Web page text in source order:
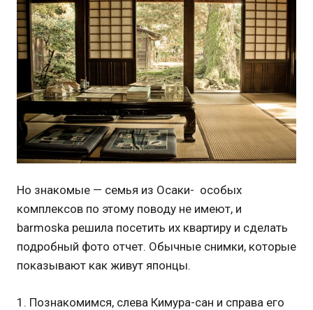
Но знакомые — семья из Осаки- особых
комплексов по этому поводу не имеют, и
barmoska решила посетить их квартиру и сделать
подробный фото отчет. Обычные снимки, которые
показывают как живут японцы.
1. Познакомимся, слева Кимура-сан и справа его